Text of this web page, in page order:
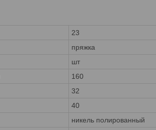
23
пряжка
шт
160
32
40
никель полированный